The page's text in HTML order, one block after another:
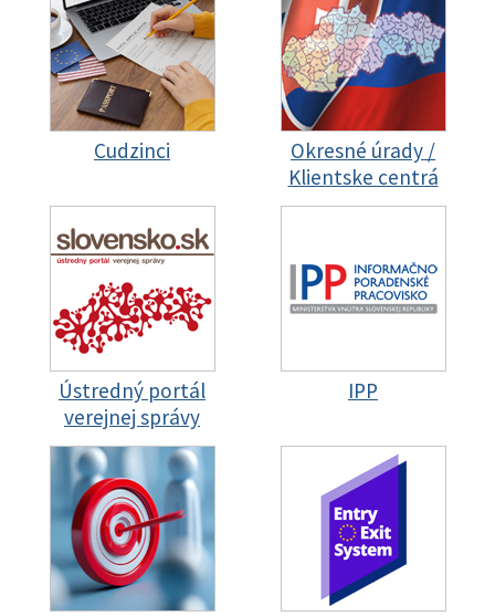
Cudzinci
Okresné úrady /
Klientske centrá
Ústredný portál
verejnej správy
IPP